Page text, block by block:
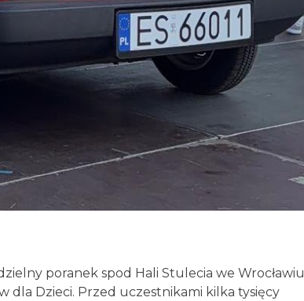
poranek spod Hali Stulecia we Wrocławiu
dla Dzieci. Przed uczestnikami kilka tysięcy